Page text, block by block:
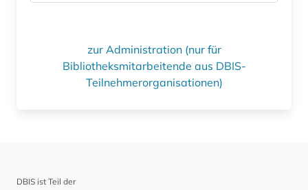
zur Administration (nur für
Bibliotheksmitarbeitende aus DBIS-
Teilnehmerorganisationen)
DBIS ist Teil der